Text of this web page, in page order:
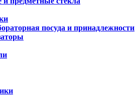
посуда и принадлежности